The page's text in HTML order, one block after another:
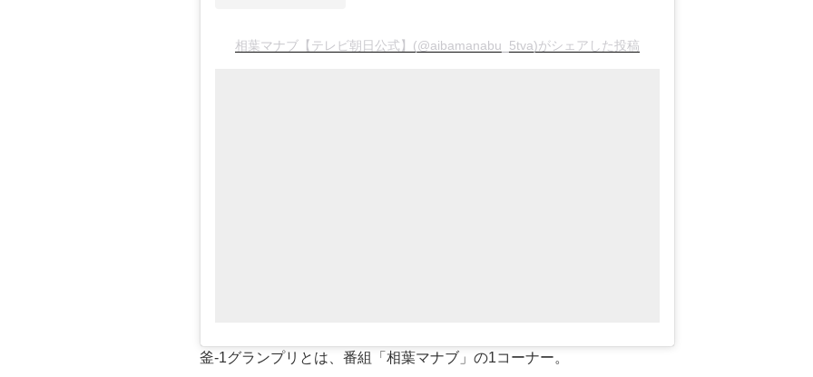
相葉マナブ【テレビ朝日公式】(@aibamanabu_5tva)がシェアした投稿
釜-1グランプリとは、番組「相葉マナブ」の1コーナー。